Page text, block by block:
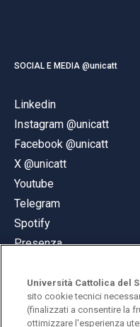
SOCIAL E MEDIA @unicatt
Linkedin
Instagram @unicatt
Facebook @unicatt
X @unicatt
Youtube
Telegram
Spotify
Presenza
Università Cattolica del
sito cookie tecnici
(finalizzati a consentire la
ottimizzare l'esperienza